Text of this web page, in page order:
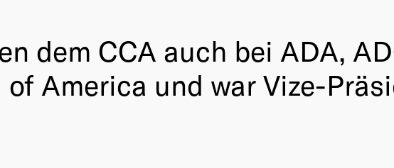
dem CCA auch bei ADA,
America und war Vize-